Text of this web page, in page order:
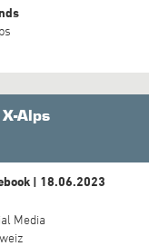
Alps
| 18.06.2023
Media